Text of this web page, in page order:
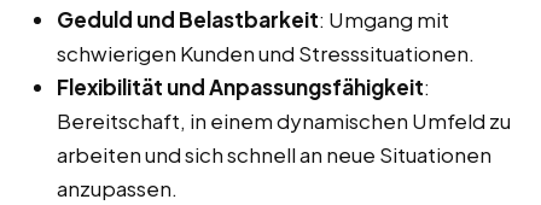
Geduld und Belastbarkeit: Umgang mit
schwierigen Kunden und Stresssituationen.
Flexibilität und Anpassungsfähigkeit:
Bereitschaft, in einem dynamischen Umfeld zu
arbeiten und sich schnell an neue Situationen
anzupassen.